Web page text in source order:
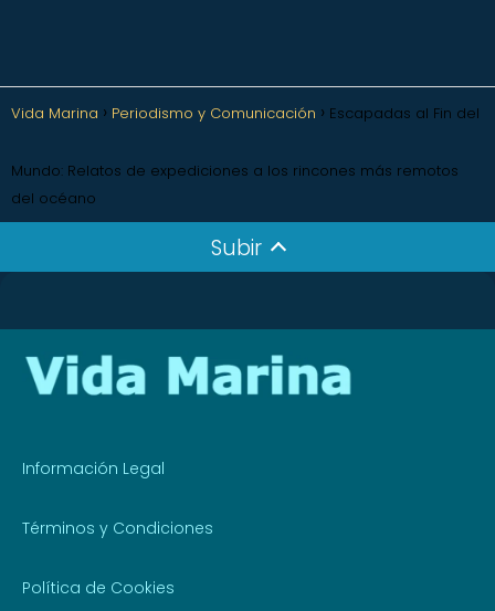
Vida Marina Periodismo y Comunicación Escapadas al Fin del
Mundo: Relatos de expediciones a los rincones más remotos
del océano
Subir
Información Legal
Términos y Condiciones
Política de Cookies